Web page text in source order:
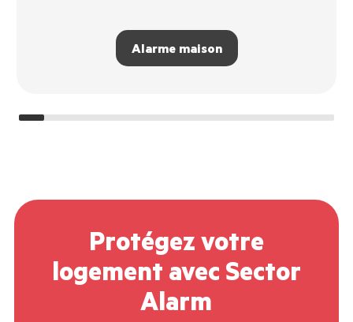
Alarme maison
Protégez votre
logement avec Sector
Alarm